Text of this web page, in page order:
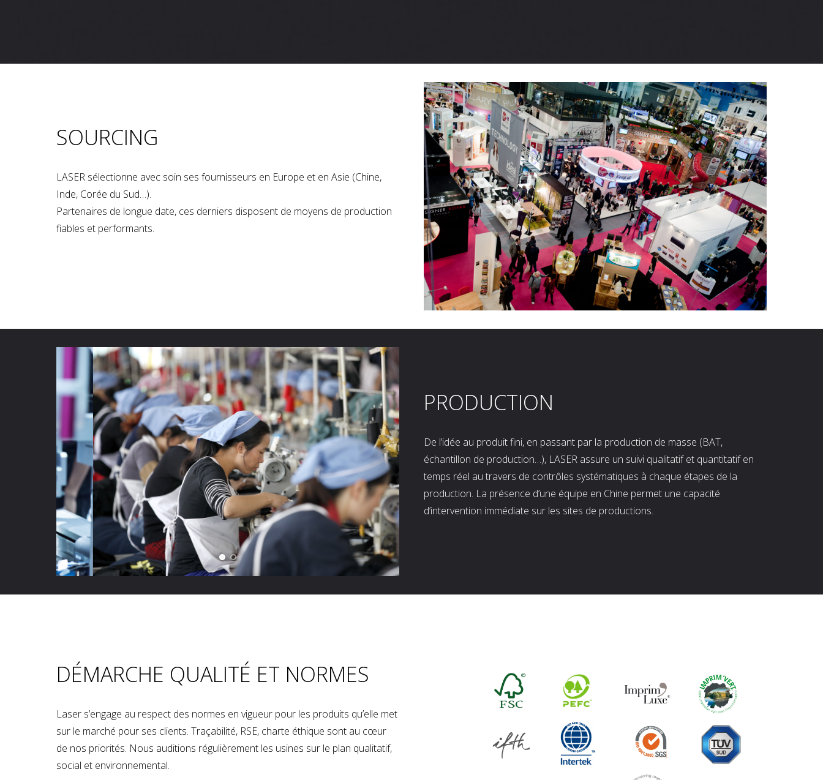
SOURCING
LASER sélectionne avec soin ses fournisseurs en Europe et en Asie (Chine,
Inde, Corée du Sud…).
Partenaires de longue date, ces derniers disposent de moyens de production
fiables et performants.
PRODUCTION
De l’idée au produit fini, en passant par la production de masse (BAT,
échantillon de production…), LASER assure un suivi qualitatif et quantitatif en
temps réel au travers de contrôles systématiques à chaque étapes de la
production. La présence d’une équipe en Chine permet une capacité
d’intervention immédiate sur les sites de productions.
DÉMARCHE QUALITÉ ET NORMES
Laser s’engage au respect des normes en vigueur pour les produits qu’elle met
sur le marché pour ses clients. Traçabilité, RSE, charte éthique sont au cœur
de nos priorités. Nous auditions régulièrement les usines sur le plan qualitatif,
social et environnemental.